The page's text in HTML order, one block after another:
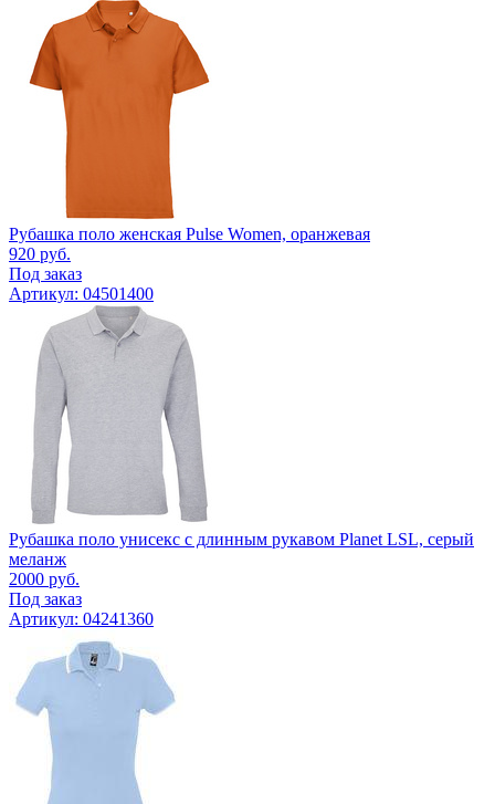
Рубашка поло женская Pulse Women, оранжевая
920 руб.
Под заказ
Артикул: 04501400
Рубашка поло унисекс с длинным рукавом Planet LSL, серый
меланж
2000 руб.
Под заказ
Артикул: 04241360